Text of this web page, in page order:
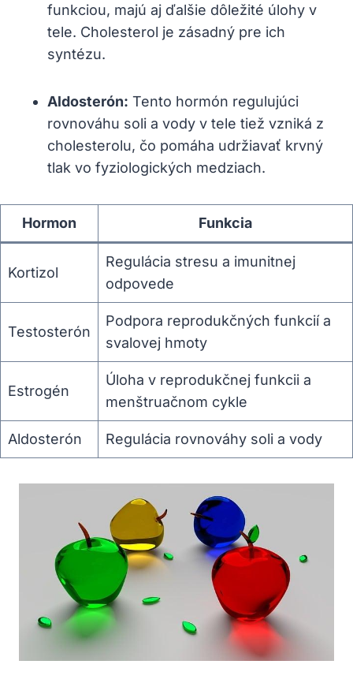
funkciou, majú aj ďalšie dôležité úlohy v
tele. Cholesterol je zásadný pre ich
syntézu.
Aldosterón: Tento hormón regulujúci
rovnováhu soli a vody v tele tiež vzniká z
cholesterolu, čo pomáha udržiavať krvný
tlak vo fyziologických medziach.
Hormon Funkcia
Kortizol
Regulácia stresu a imunitnej
odpovede
Testosterón
Podpora reprodukčných funkcií a
svalovej hmoty
Estrogén
Úloha v reprodukčnej funkcii a
menštruačnom cykle
Aldosterón Regulácia rovnováhy soli a vody